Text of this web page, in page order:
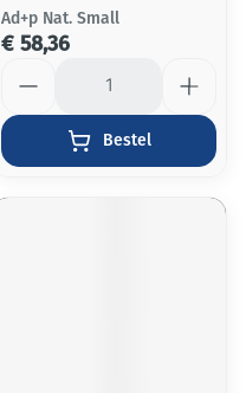
Ad+p Nat. Small
€ 58,36
Bestel